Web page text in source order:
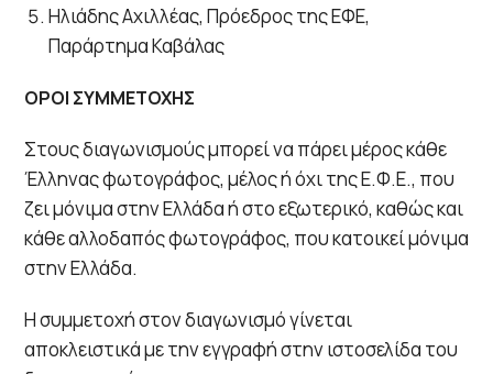
Ηλιάδης Αχιλλέας, Πρόεδρος της ΕΦΕ,
Παράρτημα Καβάλας
ΟΡΟΙ ΣΥΜΜΕΤΟΧΗΣ
Στους διαγωνισμούς μπορεί να πάρει μέρος κάθε
Έλληνας φωτογράφος, μέλος ή όχι της Ε.Φ.Ε., που
ζει μόνιμα στην Ελλάδα ή στο εξωτερικό, καθώς και
κάθε αλλοδαπός φωτογράφος, που κατοικεί μόνιμα
στην Ελλάδα.
Η συμμετοχή στον διαγωνισμό γίνεται
αποκλειστικά με την εγγραφή στην ιστοσελίδα του